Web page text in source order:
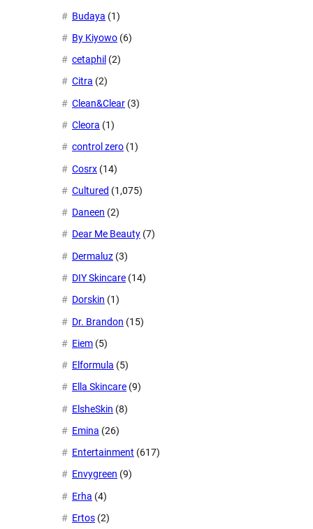
Budaya (1)
By Kiyowo (6)
cetaphil (2)
Citra (2)
Clean&Clear (3)
Cleora (1)
control zero (1)
Cosrx (14)
Cultured (1,075)
Daneen (2)
Dear Me Beauty (7)
Dermaluz (3)
DIY Skincare (14)
Dorskin (1)
Dr. Brandon (15)
Eiem (5)
Elformula (5)
Ella Skincare (9)
ElsheSkin (8)
Emina (26)
Entertainment (617)
Envygreen (9)
Erha (4)
Ertos (2)